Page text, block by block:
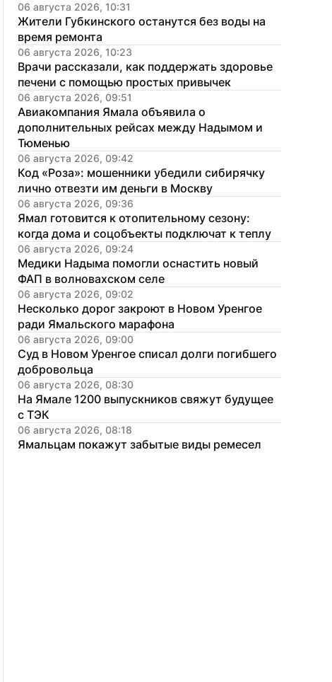
06 августа 2026, 10:31
Жители Губкинского останутся без воды на
время ремонта
06 августа 2026, 10:23
Врачи рассказали, как поддержать здоровье
печени с помощью простых привычек
06 августа 2026, 09:51
Авиакомпания Ямала объявила о
дополнительных рейсах между Надымом и
Тюменью
06 августа 2026, 09:42
Код «Роза»: мошенники убедили сибирячку
лично отвезти им деньги в Москву
06 августа 2026, 09:36
Ямал готовится к отопительному сезону:
когда дома и соцобъекты подключат к теплу
06 августа 2026, 09:24
Медики Надыма помогли оснастить новый
ФАП в волновахском селе
06 августа 2026, 09:02
Несколько дорог закроют в Новом Уренгое
ради Ямальского марафона
06 августа 2026, 09:00
Суд в Новом Уренгое списал долги погибшего
добровольца
06 августа 2026, 08:30
На Ямале 1200 выпускников свяжут будущее
с ТЭК
06 августа 2026, 08:18
Ямальцам покажут забытые виды ремесел